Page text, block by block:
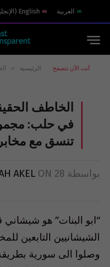
العربية English
(
أنت الآن تتصفح: الرئيسية »
الخاطف
في حلب:
تنسق مع
بواسطة AKEL ON 28 يونيو 2013
“ابو البنات” هو
الشيشانيين التابعين
وصلوا الى سورية